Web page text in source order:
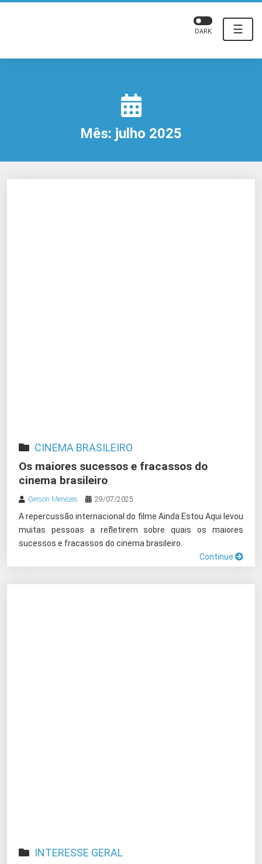
☰
DARK
Mês: julho 2025
CINEMA BRASILEIRO
Os maiores sucessos e fracassos do
cinema brasileiro
Gerson Menezes 29/07/2025
A repercussão internacional do filme Ainda Estou Aqui levou
muitas pessoas a refletirem sobre quais os maiores
sucessos e fracassos do cinema brasileiro.
Continue
INTERESSE GERAL